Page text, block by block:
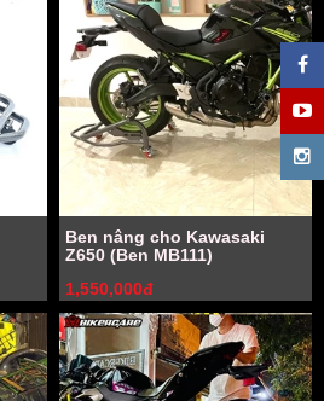
Ben nâng cho Kawasaki
Z650 (Ben MB111)
1,550,000đ